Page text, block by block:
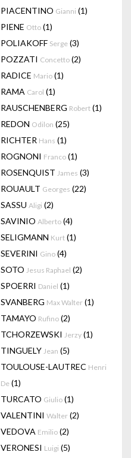
PIACENTINO Gianni (1)
PIENE Otto (1)
POLIAKOFF Serge (3)
POZZATI Concetto (2)
RADICE Mario (1)
RAMA Carol (1)
RAUSCHENBERG Robert (1)
REDON Odilon (25)
RICHTER Hans (1)
ROGNONI Franco (1)
ROSENQUIST James (3)
ROUAULT Georges (22)
SASSU Aligi (2)
SAVINIO Alberto (4)
SELIGMANN Kurt (1)
SEVERINI Gino (4)
SOTO Jesus Raphael (2)
SPOERRI Daniel (1)
SVANBERG Max Walter (1)
TAMAYO Rufino (2)
TCHORZEWSKI Jerzy (1)
TINGUELY Jean (5)
TOULOUSE-LAUTREC Henri
De (1)
TURCATO Giulio (1)
VALENTINI Walter (2)
VEDOVA Emilio (2)
VERONESI Luigi (5)